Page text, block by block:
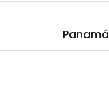
Panamá